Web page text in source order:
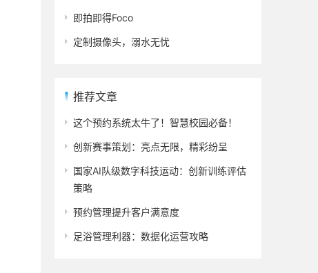
即拍即得Foco
定制摄像头，溺水无忧
推荐文章
这个预约系统太牛了！智慧校园必备！
创新赛事策划：亮点无限，精彩纷呈
国家AI队级数字科技运动：创新训练评估
策略
预约管理提升客户满意度
足浴管理利器：数据化运营攻略